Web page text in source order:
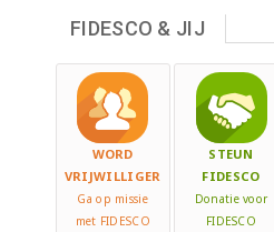
FIDESCO & JIJ
WORD
VRIJWILLIGER
Ga op missie
met FIDESCO
STEUN
FIDESCO
Donatie voor
FIDESCO